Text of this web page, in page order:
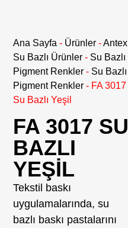
Ana Sayfa - Ürünler -Antex
Su Bazlı Ürünler - Su Bazlı
Pigment Renkler - Su Bazlı
Pigment Renkler - FA 3017
Su Bazlı Yeşil
FA 3017 SU
BAZLI
YEŞIL
Tekstil baskı
uygulamalarında, su
bazlı baskı pastalarını